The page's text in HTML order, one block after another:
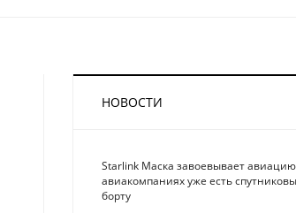
НОВОСТИ
Starlink Маска завоевывает
авиакомпаниях уже есть
борту